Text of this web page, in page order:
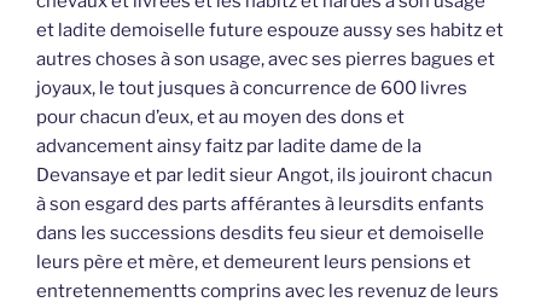
et ladite demoiselle future espouze aussy ses habitz et
autres choses à son usage, avec ses pierres bagues et
joyaux, le tout jusques à concurrence de 600 livres
pour chacun d’eux, et au moyen des dons et
advancement ainsy faitz par ladite dame de la
Devansaye et par ledit sieur Angot, ils jouiront chacun
à son esgard des parts afférantes à leursdits enfants
dans les successions desdits feu sieur et demoiselle
leurs père et mère, et demeurent leurs pensions et
entretennementts comprins avec les revenuz de leurs